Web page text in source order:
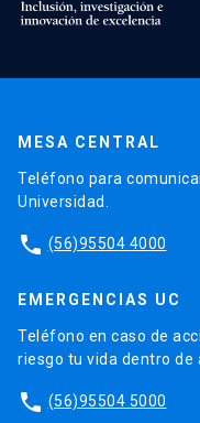
MESA CENTRAL
Teléfono para
Universidad.
phone (56)95504 4000
EMERGENCIAS UC
Teléfono en caso de
riesgo tu vida dentro de
phone (56)95504 5000